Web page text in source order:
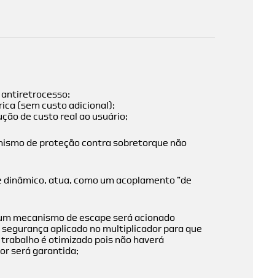
antiretrocesso;
(sem custo adicional);
de custo real ao usuário;
de proteção contra sobretorque não
atua, como um acoplamento ”de
mecanismo de escape será acionado
aplicado no multiplicador para que
é otimizado pois não haverá
será garantida;